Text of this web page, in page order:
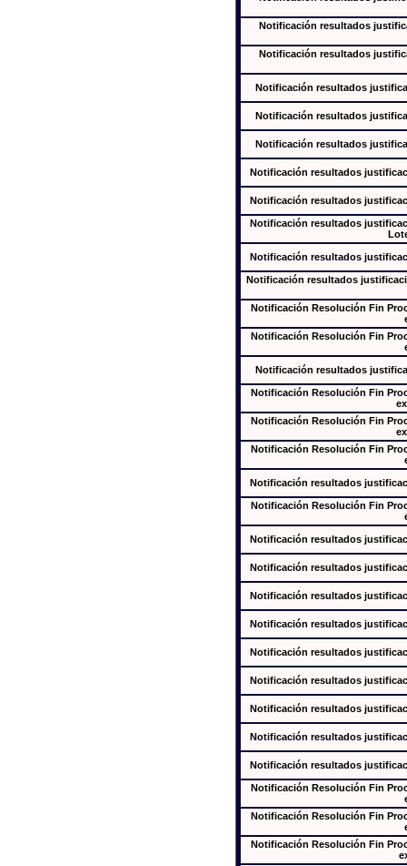
Notificación resultados
Notificación resultados
Notificación resultados
Notificación resultados
Notificación resultados
Notificación resultados
Notificación resultados
Notificación resultados
Notificación resultados
Notificación resultados
Notificación Resolución Fin
Notificación Resolución Fin
Notificación resultados
Notificación Resolución Fin
Notificación Resolución Fin
Notificación Resolución Fin
Notificación resultados
Notificación Resolución Fin
Notificación resultados
Notificación resultados
Notificación resultados
Notificación resultados
Notificación resultados
Notificación resultados
Notificación resultados
Notificación resultados
Notificación resultados
Notificación Resolución Fin
Notificación Resolución Fin
Notificación Resolución Fin